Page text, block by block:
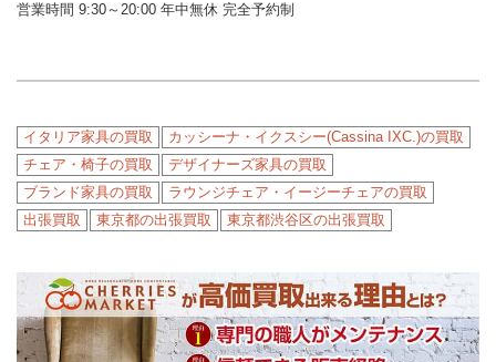
営業時間 9:30～20:00 年中無休 完全予約制
イタリア家具の買取
カッシーナ・イクスシー(Cassina IXC.)の買取
チェア・椅子の買取
デザイナーズ家具の買取
ブランド家具の買取
ラウンジチェア・イージーチェアの買取
出張買取
東京都の出張買取 東京都渋谷区の出張買取